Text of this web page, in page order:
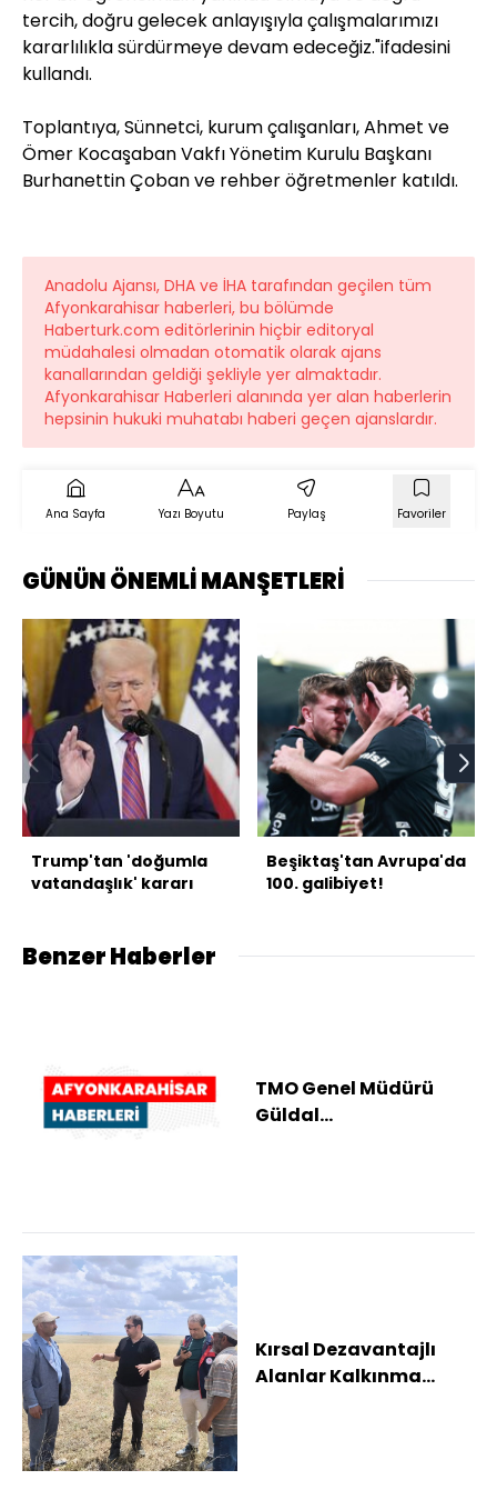
tercih, doğru gelecek anlayışıyla çalışmalarımızı
kararlılıkla sürdürmeye devam edeceğiz."ifadesini
kullandı.
Toplantıya, Sünnetci, kurum çalışanları, Ahmet ve
Ömer Kocaşaban Vakfı Yönetim Kurulu Başkanı
Burhanettin Çoban ve rehber öğretmenler katıldı.
Anadolu Ajansı, DHA ve İHA tarafından geçilen tüm
Afyonkarahisar haberleri, bu bölümde
Haberturk.com editörlerinin hiçbir editoryal
müdahalesi olmadan otomatik olarak ajans
kanallarından geldiği şekliyle yer almaktadır.
Afyonkarahisar Haberleri alanında yer alan haberlerin
hepsinin hukuki muhatabı haberi geçen ajanslardır.
Ana Sayfa Yazı Boyutu Paylaş Favoriler
GÜNÜN ÖNEMLİ MANŞETLERİ
Trump'tan 'doğumla
vatandaşlık' kararı
Beşiktaş'tan Avrupa'da
100. galibiyet!
Benzer Haberler
TMO Genel Müdürü
Güldal
Kırsal Dezavantajlı
Alanlar Kalkınma